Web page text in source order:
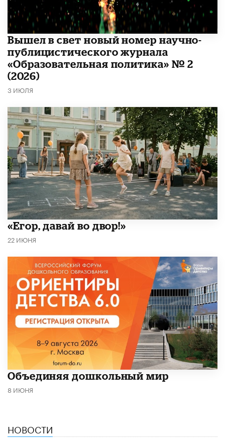
Вышел в свет новый номер научно-
публицистического журнала
«Образовательная политика» № 2
(2026)
3 ИЮЛЯ
«Егор, давай во двор!»
22 ИЮНЯ
​Объединяя дошкольный мир
8 ИЮНЯ
НОВОСТИ